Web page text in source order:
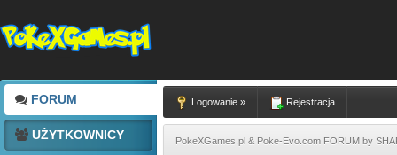
FORUM
UŻYTKOWNICY
Logowanie » Rejestracja
PokeXGames.pl & Poke-Evo.com FORUM by